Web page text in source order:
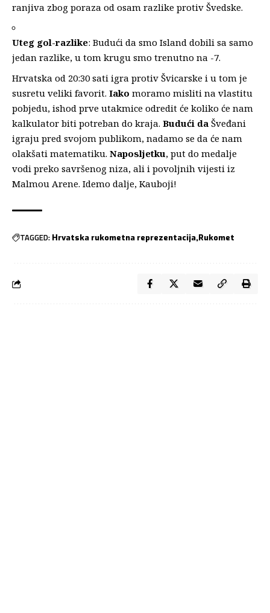
ranjiva zbog poraza od osam razlike protiv Švedske.
Uteg gol-razlike: Budući da smo Island dobili sa samo
jedan razlike, u tom krugu smo trenutno na -7.
Hrvatska od 20:30 sati igra protiv Švicarske i u tom je
susretu veliki favorit. Iako moramo misliti na vlastitu
pobjedu, ishod prve utakmice odredit će koliko će nam
kalkulator biti potreban do kraja. Budući da Šveđani
igraju pred svojom publikom, nadamo se da će nam
olakšati matematiku. Naposljetku, put do medalje
vodi preko savršenog niza, ali i povoljnih vijesti iz
Malmou Arene. Idemo dalje, Kauboji!
TAGGED: Hrvatska rukometna reprezentacija Rukomet